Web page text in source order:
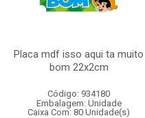
Placa mdf isso aqui ta muito
bom 22x2cm
Código: 934180
Embalagem: Unidade
Caixa Com: 80 Unidade(s)